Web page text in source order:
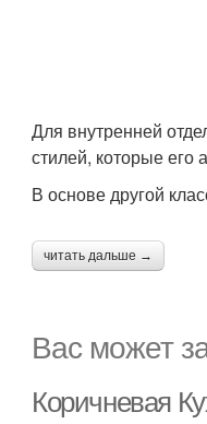
Для внутренней
стилей, которые
В основе другой
читать дальше →
Вас может
Коричневая